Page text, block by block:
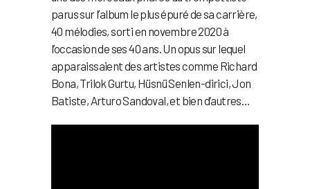
parus sur l’album le plus épuré de sa carrière,
40 mélodies, sorti en novembre 2020 à
l’occasion de ses 40 ans. Un opus sur lequel
apparaissaient des artistes comme Richard
Bona, Trilok Gurtu, Hüsnü Senlen-dirici, Jon
Batiste, Arturo Sandoval, et bien d’autres…